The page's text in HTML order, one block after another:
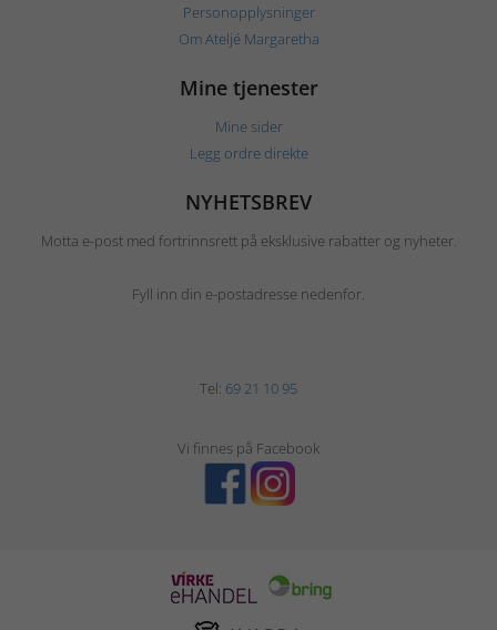
Personopplysninger
Om Ateljé Margaretha
Mine tjenester
Mine sider
Legg ordre direkte
NYHETSBREV
Motta e-post med fortrinnsrett på eksklusive rabatter og nyheter.
Fyll inn din e-postadresse nedenfor.
Tel: 69 21 10 95
Vi finnes på Facebook